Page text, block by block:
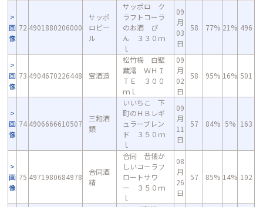
画
像
72 4901880206000
サッポ
ロビー
ル
サッポロ ク
ラフトコーラ
のお酒 び
ん ３３０ｍ
ｌ
09
月
03
日
58 77% 21% 496
画
像
73 4904670226448 宝酒造
松竹梅 白壁
蔵澪 ＷＨＩ
ＴＥ ３００
ｍｌ
09
月
02
日
58 95% 16% 501
画
像
74 4906666610507
三和酒
類
いいちこ 下
町のＨＢレギ
ュラーブレン
ド ３５０ｍ
ｌ
09
月
11
日
57 84% 5% 163
画
像
75 4971980684978
合同酒
精
合同 昔懐か
しいコーラフ
ロートサワ
ー ３５０ｍ
ｌ
08
月
26
日
57 85% 14% 102